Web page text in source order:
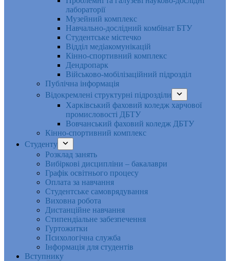
лабораторії
Музейний комплекс
Навчально-дослідний комбінат БТУ
Студентське містечко
Відділ медіакомунікацій
Кінно-спортивний комплекс
Дендропарк
Військово-мобілізаційний підрозділ
Публічна інформація
Відокремлені структурні підрозділи
Харківський фаховий коледж харчової
промисловості ДБТУ
Вовчанський фаховий коледж ДБТУ
Кінно-спортивний комплекс
Студенту
Розклад занять
Вибіркові дисципліни – бакалаври
Графік освітнього процесу
Оплата за навчання
Студентське самоврядування
Виховна робота
Дистанційне навчання
Стипендіальне забезпечення
Гуртожитки
Психологічна служба
Інформація для студентів
Вступнику